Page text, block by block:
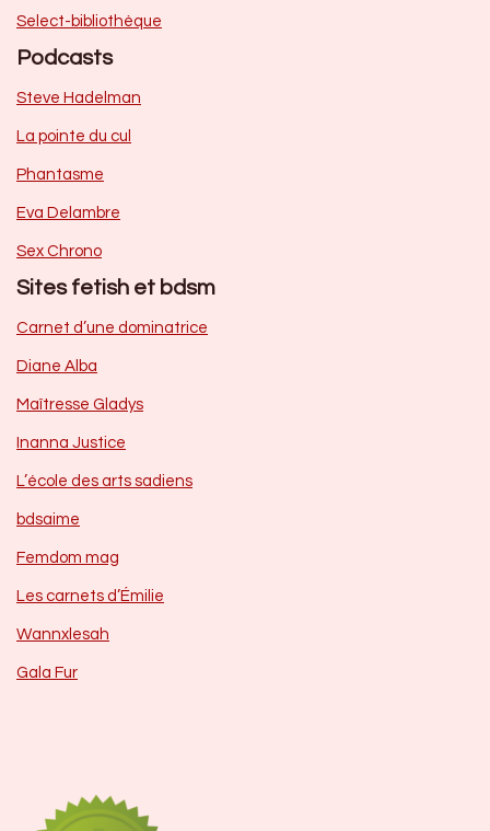
Select-bibliothèque
Podcasts
Steve Hadelman
La pointe du cul
Phantasme
Eva Delambre
Sex Chrono
Sites fetish et bdsm
Carnet d’une dominatrice
Diane Alba
Maîtresse Gladys
Inanna Justice
L’école des arts sadiens
bdsaime
Femdom mag
Les carnets d’Émilie
Wannxlesah
Gala Fur